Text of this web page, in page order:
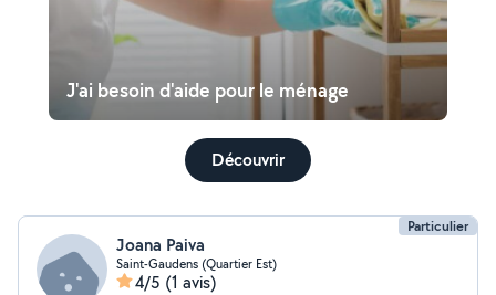
J'ai besoin d'aide pour le ménage
Découvrir
Particulier
Joana Paiva
Saint-Gaudens (Quartier Est)
4/5 (1 avis)